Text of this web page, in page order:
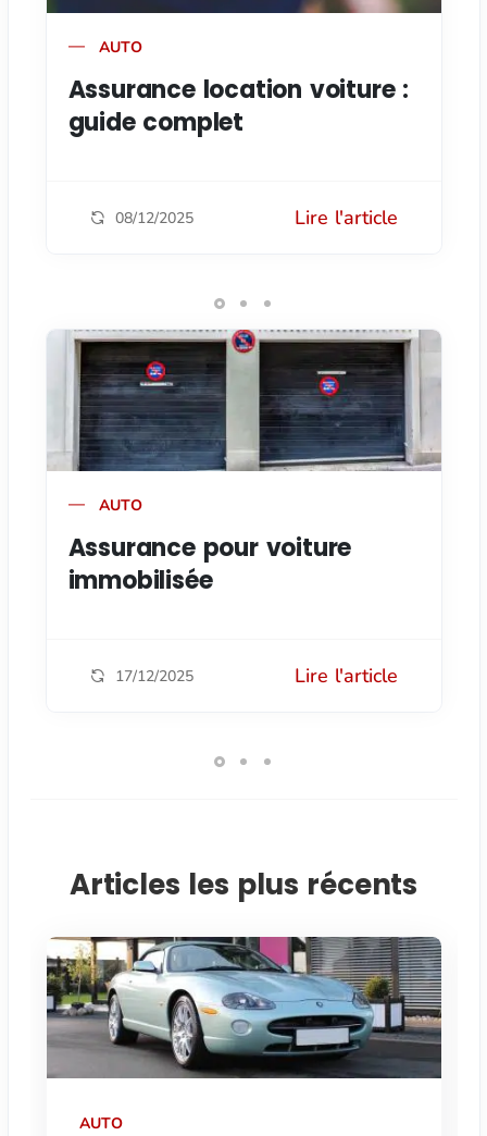
AUTO
Assurance location voiture :
guide complet
08/12/2025 Lire l'article
AUTO
Assurance pour voiture
immobilisée
17/12/2025 Lire l'article
Articles les plus récents
AUTO